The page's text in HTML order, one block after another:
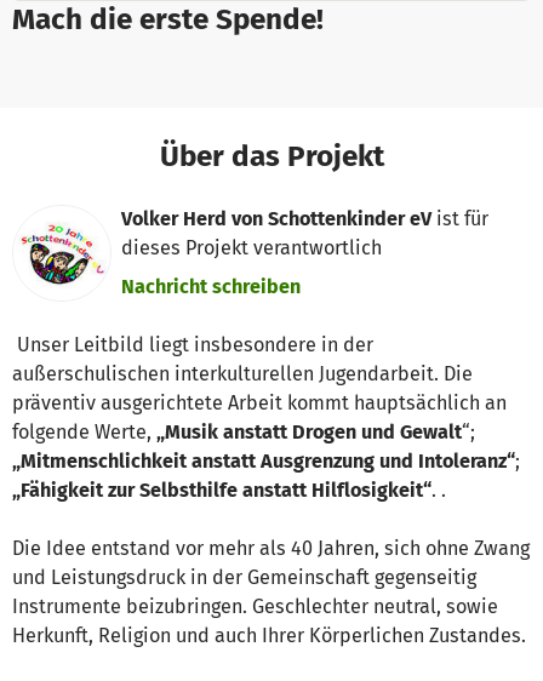
Mach die erste Spende!
Über das Projekt
Volker Herd von Schottenkinder eVist für
dieses Projekt verantwortlich
Nachricht schreiben
Unser Leitbild liegt insbesondere in der
außerschulischen interkulturellen Jugendarbeit. Die
präventiv ausgerichtete Arbeit kommt hauptsächlich an
folgende Werte, „Musik anstatt Drogen und Gewalt“;
„Mitmenschlichkeit anstatt Ausgrenzung und Intoleranz“;
„Fähigkeit zur Selbsthilfe anstatt Hilflosigkeit“. .
Die Idee entstand vor mehr als 40 Jahren, sich ohne Zwang
und Leistungsdruck in der Gemeinschaft gegenseitig
Instrumente beizubringen. Geschlechter neutral, sowie
Herkunft, Religion und auch Ihrer Körperlichen Zustandes.